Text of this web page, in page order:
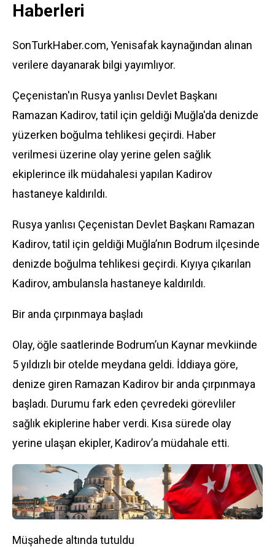
Haberleri
SonTurkHaber.com, Yenisafak kaynağından alınan
verilere dayanarak bilgi yayımlıyor.
Çeçenistan'ın Rusya yanlısı Devlet Başkanı
Ramazan Kadirov, tatil için geldiği Muğla'da denizde
yüzerken boğulma tehlikesi geçirdi. Haber
verilmesi üzerine olay yerine gelen sağlık
ekiplerince ilk müdahalesi yapılan Kadirov
hastaneye kaldırıldı.
Rusya yanlısı Çeçenistan Devlet Başkanı Ramazan
Kadirov, tatil için geldiği Muğla’nın Bodrum ilçesinde
denizde boğulma tehlikesi geçirdi. Kıyıya çıkarılan
Kadirov, ambulansla hastaneye kaldırıldı.
Bir anda çırpınmaya başladı
Olay, öğle saatlerinde Bodrum’un Kaynar mevkiinde
5 yıldızlı bir otelde meydana geldi. İddiaya göre,
denize giren Ramazan Kadirov bir anda çırpınmaya
başladı. Durumu fark eden çevredeki görevliler
sağlık ekiplerine haber verdi. Kısa sürede olay
yerine ulaşan ekipler, Kadirov’a müdahale etti.
Müşahede altında tutuldu